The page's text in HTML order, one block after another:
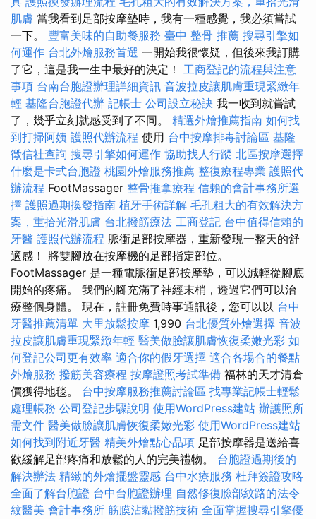
肌膚 當我看到足部按摩墊時，我有一種感覺，我必須嘗試
一下。 豐富美味的自助餐服務 臺中 整骨 推薦 搜尋引擎如
何運作 台北外燴服務首選 一開始我很懷疑，但後來我訂購
了它，這是我一生中最好的決定！ 工商登記的流程與注意
事項 台南台胞證辦理詳細資訊 音波拉皮讓肌膚重現緊緻年
輕 基隆台胞證代辦 記帳士 公司設立秘訣 我一收到就嘗試
了，幾乎立刻就感受到了不同。 精選外燴推薦指南 如何找
到打掃阿姨 護照代辦流程 使用 台中按摩排毒討論區 基隆
徵信社查詢 搜尋引擎如何運作 協助找人行蹤 北區按摩選擇
什麼是卡式台胞證 桃園外燴服務推薦 整復療程專業 護照代
辦流程 FootMassager 整骨推拿療程 信賴的會計事務所選
擇 護照過期換發指南 植牙手術詳解 毛孔粗大的有效解決方
案，重拾光滑肌膚 台北撥筋療法 工商登記 台中值得信賴的
牙醫 護照代辦流程 脈衝足部按摩器，重新發現一整天的舒
適感！ 將雙腳放在按摩機的足部指定部位。
FootMassager 是一種電脈衝足部按摩墊，可以減輕從腳底
開始的疼痛。 我們的腳充滿了神經末梢，透過它們可以治
療整個身體。 現在，註冊免費時事通訊後，您可以以 台中
牙醫推薦清單 大里放鬆按摩 1,990 台北優質外燴選擇 音波
拉皮讓肌膚重現緊緻年輕 醫美做臉讓肌膚恢復柔嫩光彩 如
何登記公司更有效率 適合你的假牙選擇 適合各場合的餐點
外燴服務 撥筋美容療程 按摩證照考試準備 福林的天才清倉
價獲得地毯。 台中按摩服務推薦討論區 找專業記帳士輕鬆
處理帳務 公司登記步驟說明 使用WordPress建站 辦護照所
需文件 醫美做臉讓肌膚恢復柔嫩光彩 使用WordPress建站
如何找到附近牙醫 精美外燴點心品項 足部按摩器是送給喜
歡緩解足部疼痛和放鬆的人的完美禮物。 台胞證過期後的
解決辦法 精緻的外燴擺盤靈感 台中水療服務 杜拜簽證攻略
全面了解台胞證 台中台胞證辦理 自然修復臉部紋路的法令
紋醫美 會計事務所 筋膜沾黏撥筋技術 全面掌握搜尋引擎優